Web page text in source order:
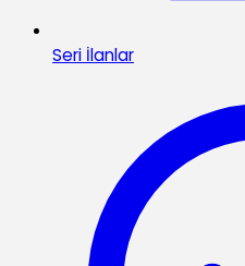
Seri İlanlar